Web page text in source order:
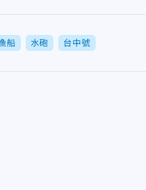
船 水砲 台中號